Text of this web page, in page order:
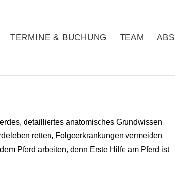
TERMINE & BUCHUNG TEAM
Anatomie 03/23
detailliertes anatomisches Grundwissen
retten, Folgeerkrankungen vermeiden
Pferd arbeiten, denn Erste Hilfe am Pferd ist